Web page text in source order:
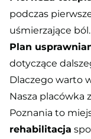
podczas
uśmierzające ból.
Plan
dotyczące
Dlaczego warto
Nasza placówka
Poznania to
rehabilitacja